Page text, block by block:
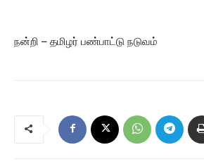
நன்றி – தமிழர் பண்பாட்டு நடுவம்